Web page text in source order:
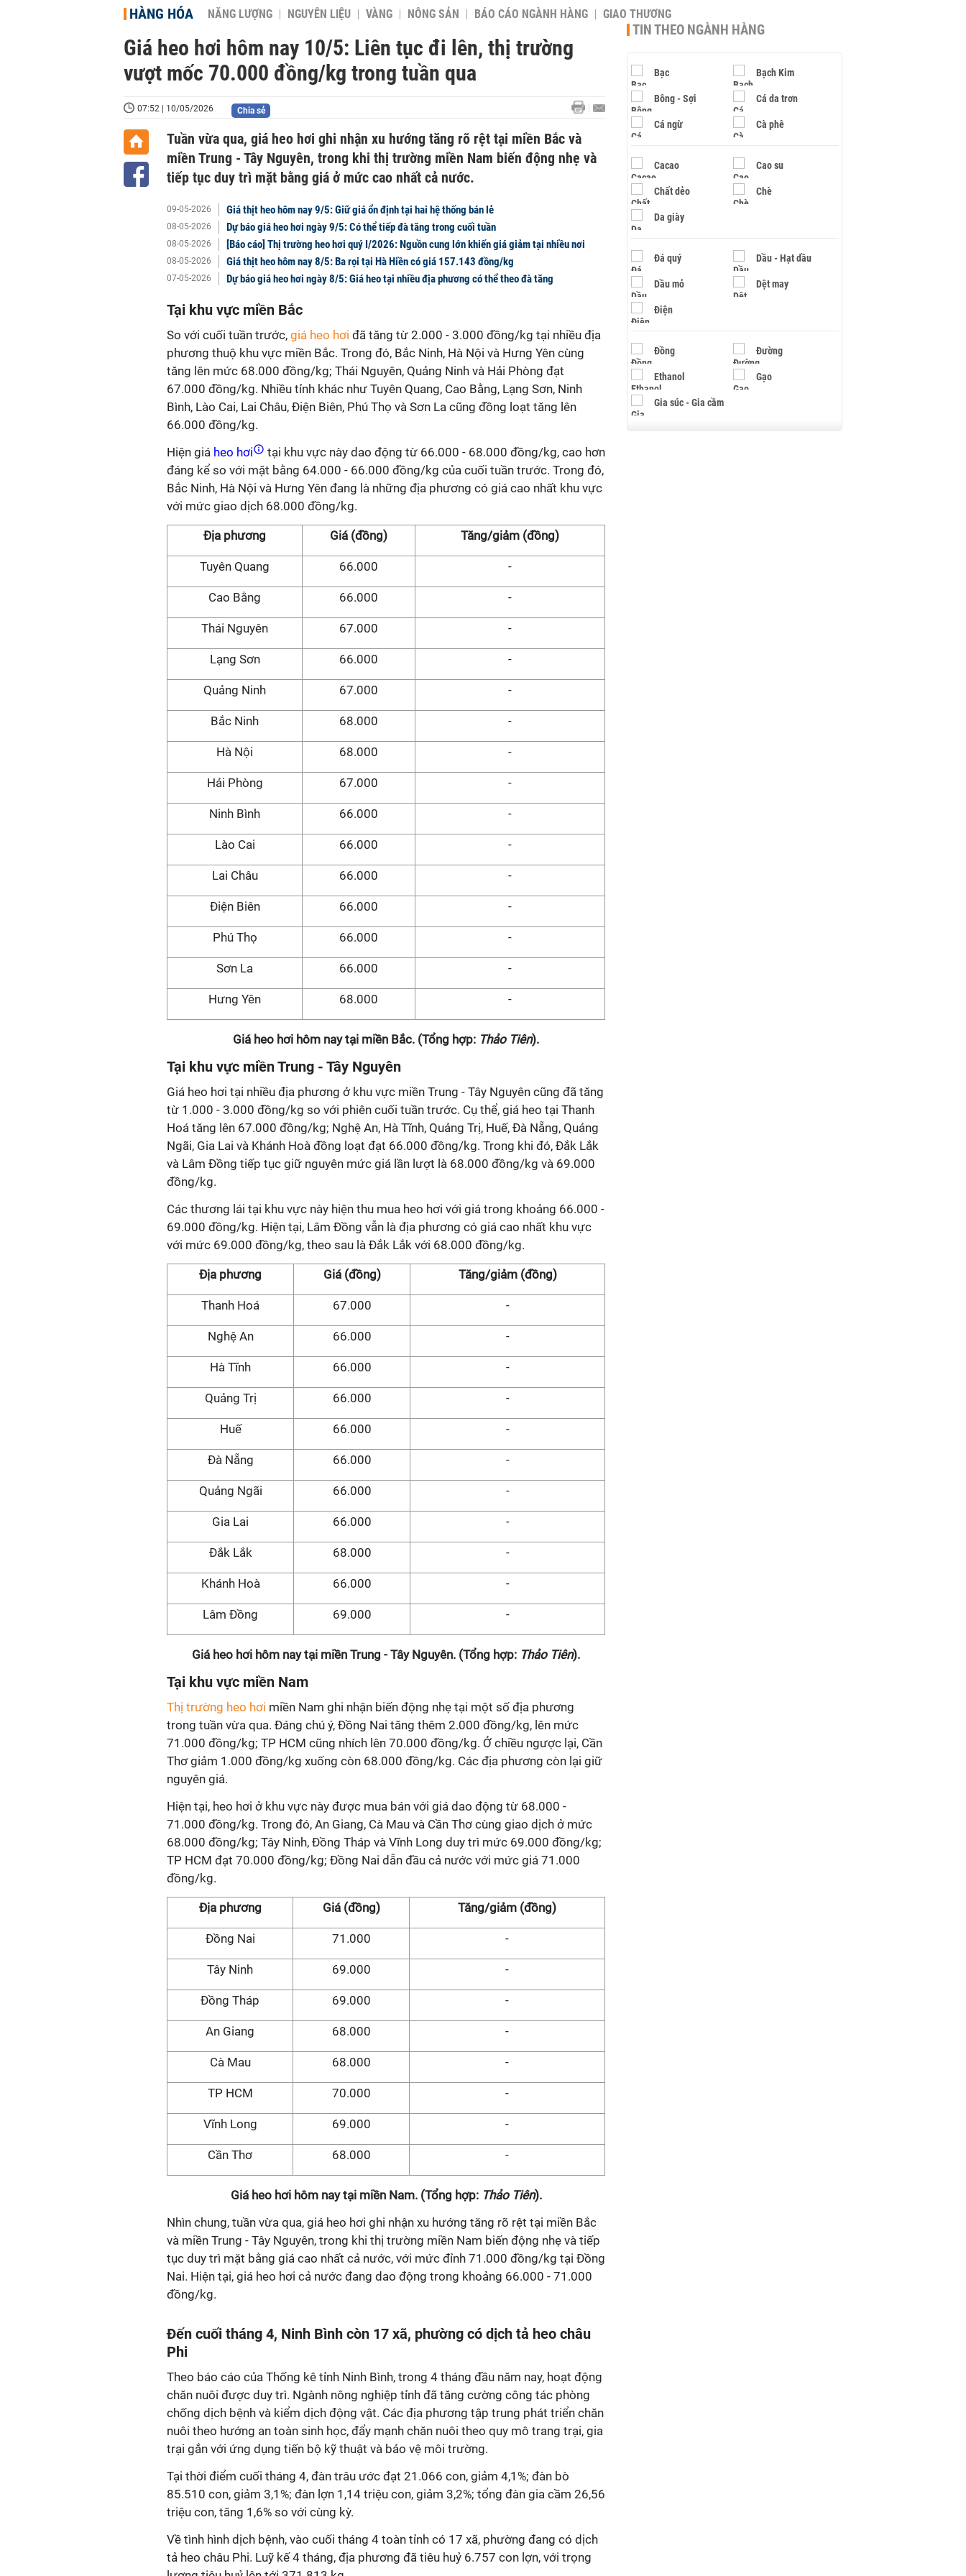
HÀNG HÓA NĂNG LƯỢNG NGUYÊN LIỆU VÀNG NÔNG SẢN BÁO CÁO NGÀNH HÀNG GIAO THƯƠNG
Giá heo hơi hôm nay 10/5: Liên tục đi lên, thị trường
vượt mốc 70.000 đồng/kg trong tuần qua
07:52 | 10/05/2026 Chia sẻ
Tuần vừa qua, giá heo hơi ghi nhận xu hướng tăng rõ rệt tại miền Bắc và
miền Trung - Tây Nguyên, trong khi thị trường miền Nam biến động nhẹ và
tiếp tục duy trì mặt bằng giá ở mức cao nhất cả nước.
09-05-2026 Giá thịt heo hôm nay 9/5: Giữ giá ổn định tại hai hệ thống bán lẻ
08-05-2026 Dự báo giá heo hơi ngày 9/5: Có thể tiếp đà tăng trong cuối tuần
08-05-2026 [Báo cáo] Thị trường heo hơi quý I/2026: Nguồn cung lớn khiến giá giảm tại nhiều nơi
08-05-2026 Giá thịt heo hôm nay 8/5: Ba rọi tại Hà Hiền có giá 157.143 đồng/kg
07-05-2026 Dự báo giá heo hơi ngày 8/5: Giá heo tại nhiều địa phương có thể theo đà tăng
Tại khu vực miền Bắc
So với cuối tuần trước, giá heo hơi đã tăng từ 2.000 - 3.000 đồng/kg tại nhiều địa
phương thuộ khu vực miền Bắc. Trong đó, Bắc Ninh, Hà Nội và Hưng Yên cùng
tăng lên mức 68.000 đồng/kg; Thái Nguyên, Quảng Ninh và Hải Phòng đạt
67.000 đồng/kg. Nhiều tỉnh khác như Tuyên Quang, Cao Bằng, Lạng Sơn, Ninh
Bình, Lào Cai, Lai Châu, Điện Biên, Phú Thọ và Sơn La cũng đồng loạt tăng lên
66.000 đồng/kg.
Hiện giá heo hơi
tại khu vực này dao động từ 66.000 - 68.000 đồng/kg, cao hơn
đáng kể so với mặt bằng 64.000 - 66.000 đồng/kg của cuối tuần trước. Trong đó,
Bắc Ninh, Hà Nội và Hưng Yên đang là những địa phương có giá cao nhất khu vực
với mức giao dịch 68.000 đồng/kg.
Địa phương Giá (đồng) Tăng/giảm (đồng)
Tuyên Quang 66.000 -
Cao Bằng 66.000 -
Thái Nguyên 67.000 -
Lạng Sơn 66.000 -
Quảng Ninh 67.000 -
Bắc Ninh 68.000 -
Hà Nội 68.000 -
Hải Phòng 67.000 -
Ninh Bình 66.000 -
Lào Cai 66.000 -
Lai Châu 66.000 -
Điện Biên 66.000 -
Phú Thọ 66.000 -
Sơn La 66.000 -
Hưng Yên 68.000 -
Giá heo hơi hôm nay tại miền Bắc. (Tổng hợp: Thảo Tiên).
Tại khu vực miền Trung - Tây Nguyên
Giá heo hơi tại nhiều địa phương ở khu vực miền Trung - Tây Nguyên cũng đã tăng
từ 1.000 - 3.000 đồng/kg so với phiên cuối tuần trước. Cụ thể, giá heo tại Thanh
Hoá tăng lên 67.000 đồng/kg; Nghệ An, Hà Tĩnh, Quảng Trị, Huế, Đà Nẵng, Quảng
Ngãi, Gia Lai và Khánh Hoà đồng loạt đạt 66.000 đồng/kg. Trong khi đó, Đắk Lắk
và Lâm Đồng tiếp tục giữ nguyên mức giá lần lượt là 68.000 đồng/kg và 69.000
đồng/kg.
Các thương lái tại khu vực này hiện thu mua heo hơi với giá trong khoảng 66.000 -
69.000 đồng/kg. Hiện tại, Lâm Đồng vẫn là địa phương có giá cao nhất khu vực
với mức 69.000 đồng/kg, theo sau là Đắk Lắk với 68.000 đồng/kg.
Địa phương Giá (đồng) Tăng/giảm (đồng)
Thanh Hoá 67.000 -
Nghệ An 66.000 -
Hà Tĩnh 66.000 -
Quảng Trị 66.000 -
Huế 66.000 -
Đà Nẵng 66.000 -
Quảng Ngãi 66.000 -
Gia Lai 66.000 -
Đắk Lắk 68.000 -
Khánh Hoà 66.000 -
Lâm Đồng 69.000 -
Giá heo hơi hôm nay tại miền Trung - Tây Nguyên. (Tổng hợp: Thảo Tiên).
Tại khu vực miền Nam
Thị trường heo hơi miền Nam ghi nhận biến động nhẹ tại một số địa phương
trong tuần vừa qua. Đáng chú ý, Đồng Nai tăng thêm 2.000 đồng/kg, lên mức
71.000 đồng/kg; TP HCM cũng nhích lên 70.000 đồng/kg. Ở chiều ngược lại, Cần
Thơ giảm 1.000 đồng/kg xuống còn 68.000 đồng/kg. Các địa phương còn lại giữ
nguyên giá.
Hiện tại, heo hơi ở khu vực này được mua bán với giá dao động từ 68.000 -
71.000 đồng/kg. Trong đó, An Giang, Cà Mau và Cần Thơ cùng giao dịch ở mức
68.000 đồng/kg; Tây Ninh, Đồng Tháp và Vĩnh Long duy trì mức 69.000 đồng/kg;
TP HCM đạt 70.000 đồng/kg; Đồng Nai dẫn đầu cả nước với mức giá 71.000
đồng/kg.
Địa phương Giá (đồng) Tăng/giảm (đồng)
Đồng Nai 71.000 -
Tây Ninh 69.000 -
Đồng Tháp 69.000 -
An Giang 68.000 -
Cà Mau 68.000 -
TP HCM 70.000 -
Vĩnh Long 69.000 -
Cần Thơ 68.000 -
Giá heo hơi hôm nay tại miền Nam. (Tổng hợp: Thảo Tiên).
Nhìn chung, tuần vừa qua, giá heo hơi ghi nhận xu hướng tăng rõ rệt tại miền Bắc
và miền Trung - Tây Nguyên, trong khi thị trường miền Nam biến động nhẹ và tiếp
tục duy trì mặt bằng giá cao nhất cả nước, với mức đỉnh 71.000 đồng/kg tại Đồng
Nai. Hiện tại, giá heo hơi cả nước đang dao động trong khoảng 66.000 - 71.000
đồng/kg.
Đến cuối tháng 4, Ninh Bình còn 17 xã, phường có dịch tả heo châu
Phi
Theo báo cáo của Thống kê tỉnh Ninh Bình, trong 4 tháng đầu năm nay, hoạt động
chăn nuôi được duy trì. Ngành nông nghiệp tỉnh đã tăng cường công tác phòng
chống dịch bệnh và kiểm dịch động vật. Các địa phương tập trung phát triển chăn
nuôi theo hướng an toàn sinh học, đẩy mạnh chăn nuôi theo quy mô trang trại, gia
trại gắn với ứng dụng tiến bộ kỹ thuật và bảo vệ môi trường.
Tại thời điểm cuối tháng 4, đàn trâu ước đạt 21.066 con, giảm 4,1%; đàn bò
85.510 con, giảm 3,1%; đàn lợn 1,14 triệu con, giảm 3,2%; tổng đàn gia cầm 26,56
triệu con, tăng 1,6% so với cùng kỳ.
Về tình hình dịch bệnh, vào cuối tháng 4 toàn tỉnh có 17 xã, phường đang có dịch
tả heo châu Phi. Luỹ kế 4 tháng, địa phương đã tiêu huỷ 6.757 con lợn, với trọng
TIN THEO NGÀNH HÀNG
Bạc Bạch Kim
Bông - Sợi Cá da trơn
Cá ngừ Cà phê
Cacao Cao su
Chất dẻo Chè
Da giày
Đá quý Dầu - Hạt dầu
Dầu mỏ Dệt may
Điện
Đồng Đường
Ethanol Gạo
Gia súc - Gia cầm